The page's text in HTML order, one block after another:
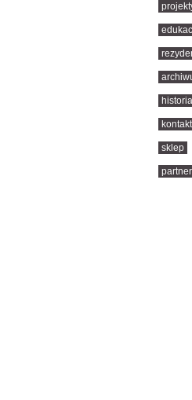
historia
kontakt
sklep